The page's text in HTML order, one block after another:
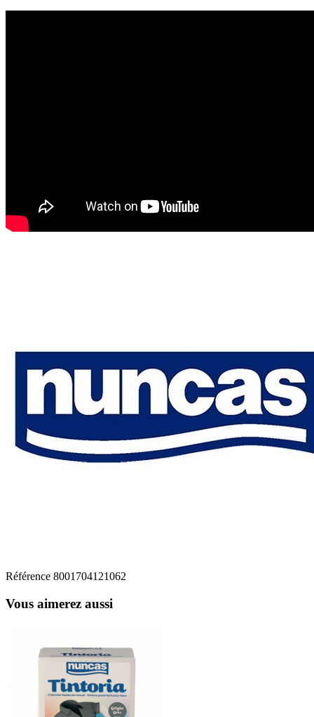
Référence 8001704121062
Vous aimerez aussi